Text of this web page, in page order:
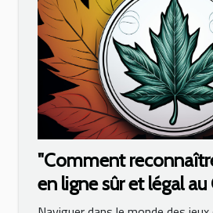
"Comment
en ligne sûr et légal au